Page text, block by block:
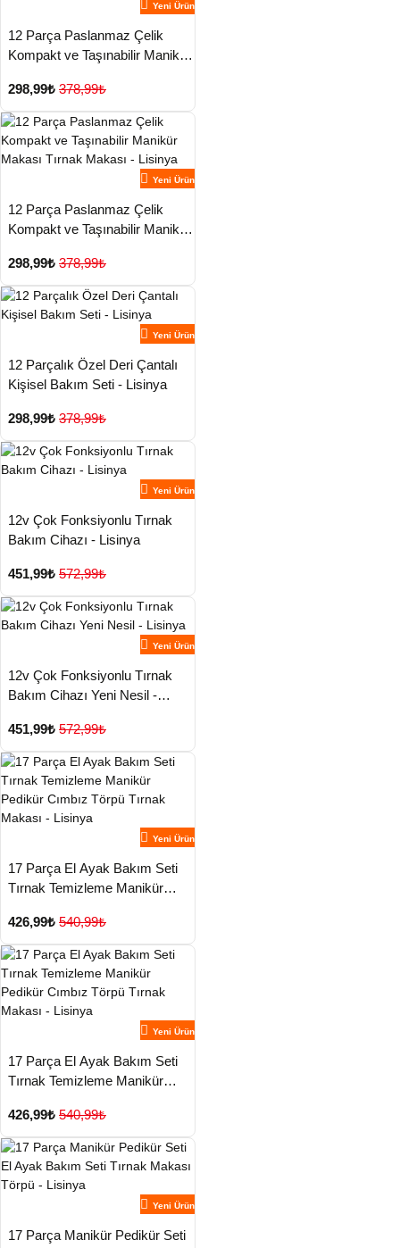
Yeni Ürün
12 Parça Paslanmaz Çelik
Kompakt ve Taşınabilir Manikür
298,99₺ 378,99₺
Yeni Ürün
12 Parça Paslanmaz Çelik
Kompakt ve Taşınabilir Manikür
298,99₺ 378,99₺
Yeni Ürün
12 Parçalık Özel Deri Çantalı
Kişisel Bakım Seti - Lisinya
298,99₺ 378,99₺
Yeni Ürün
12v Çok Fonksiyonlu Tırnak
Bakım Cihazı - Lisinya
451,99₺ 572,99₺
Yeni Ürün
12v Çok Fonksiyonlu Tırnak
Bakım Cihazı Yeni Nesil -
451,99₺ 572,99₺
Yeni Ürün
17 Parça El Ayak Bakım Seti
Tırnak Temizleme Manikür
Makası - Lisinya
426,99₺ 540,99₺
Yeni Ürün
17 Parça El Ayak Bakım Seti
Tırnak Temizleme Manikür
Makası - Lisinya
426,99₺ 540,99₺
Yeni Ürün
17 Parça Manikür Pedikür Seti